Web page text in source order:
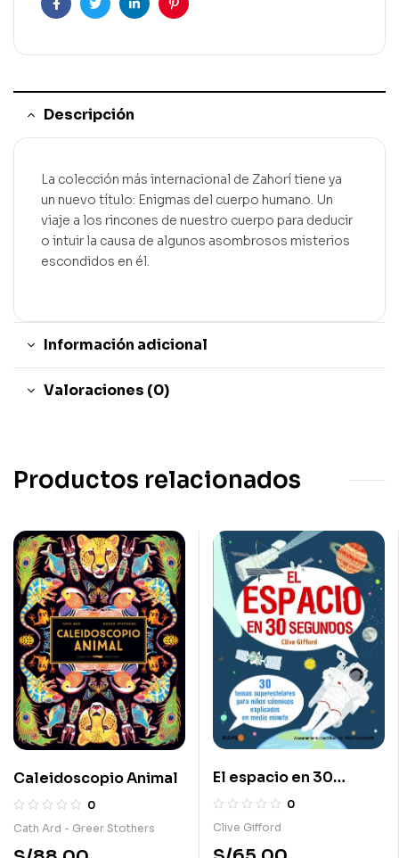
FacebookGorjeoLinkedInPinterest
Descripción
La colección más internacional de Zahorí tiene ya
un nuevo título: Enigmas del cuerpo humano. Un
viaje a los rincones de nuestro cuerpo para deducir
o intuir la causa de algunos asombrosos misterios
escondidos en él.
Información adicional
Valoraciones (0)
Productos relacionados
Caleidoscopio Animal
0
Cath Ard - Greer Stothers
El espacio en 30
segundos 0
Clive Gifford